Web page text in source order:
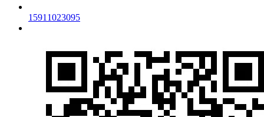
15911023095